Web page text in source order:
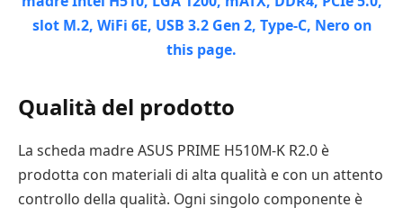
Qualità del prodotto
La scheda madre ASUS PRIME H510M-K R2.0 è
prodotta con materiali di alta qualità e con un attento
controllo della qualità. Ogni singolo componente è